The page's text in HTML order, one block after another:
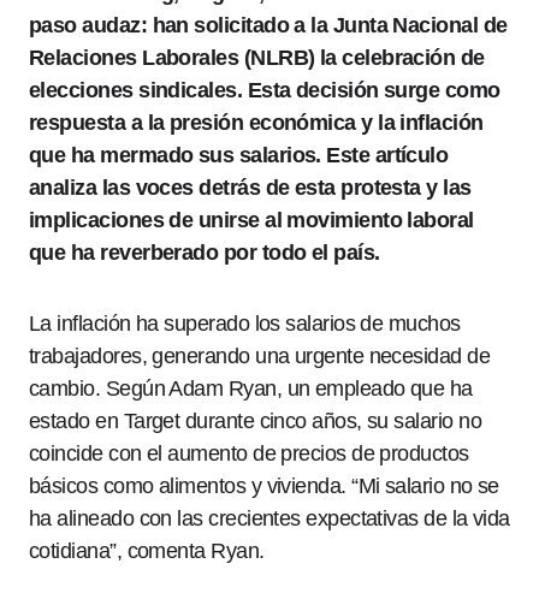
paso audaz: han solicitado a la Junta Nacional de
Relaciones Laborales (NLRB) la celebración de
elecciones sindicales. Esta decisión surge como
respuesta a la presión económica y la inflación
que ha mermado sus salarios. Este artículo
analiza las voces detrás de esta protesta y las
implicaciones de unirse al movimiento laboral
que ha reverberado por todo el país.
La inflación ha superado los salarios de muchos
trabajadores, generando una urgente necesidad de
cambio. Según Adam Ryan, un empleado que ha
estado en Target durante cinco años, su salario no
coincide con el aumento de precios de productos
básicos como alimentos y vivienda. “Mi salario no se
ha alineado con las crecientes expectativas de la vida
cotidiana”, comenta Ryan.